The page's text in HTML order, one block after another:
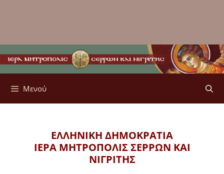
Μενού
ΕΛΛΗΝΙΚΗ ΔΗΜΟΚΡΑΤΙΑ
ΙΕΡΑ ΜΗΤΡΟΠΟΛΙΣΣΕΡΡΩΝ ΚΑΙ
ΝΙΓΡΙΤΗΣ